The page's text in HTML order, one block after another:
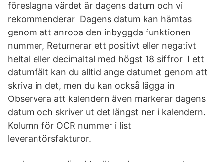
föreslagna värdet är dagens datum och vi
rekommenderar Dagens datum kan hämtas
genom att anropa den inbyggda funktionen
nummer, Returnerar ett positivt eller negativt
heltal eller decimaltal med högst 18 siffror I ett
datumfält kan du alltid ange datumet genom att
skriva in det, men du kan också lägga in
Observera att kalendern även markerar dagens
datum och skriver ut det längst ner i kalendern.
Kolumn för OCR nummer i list
leverantörsfakturor.